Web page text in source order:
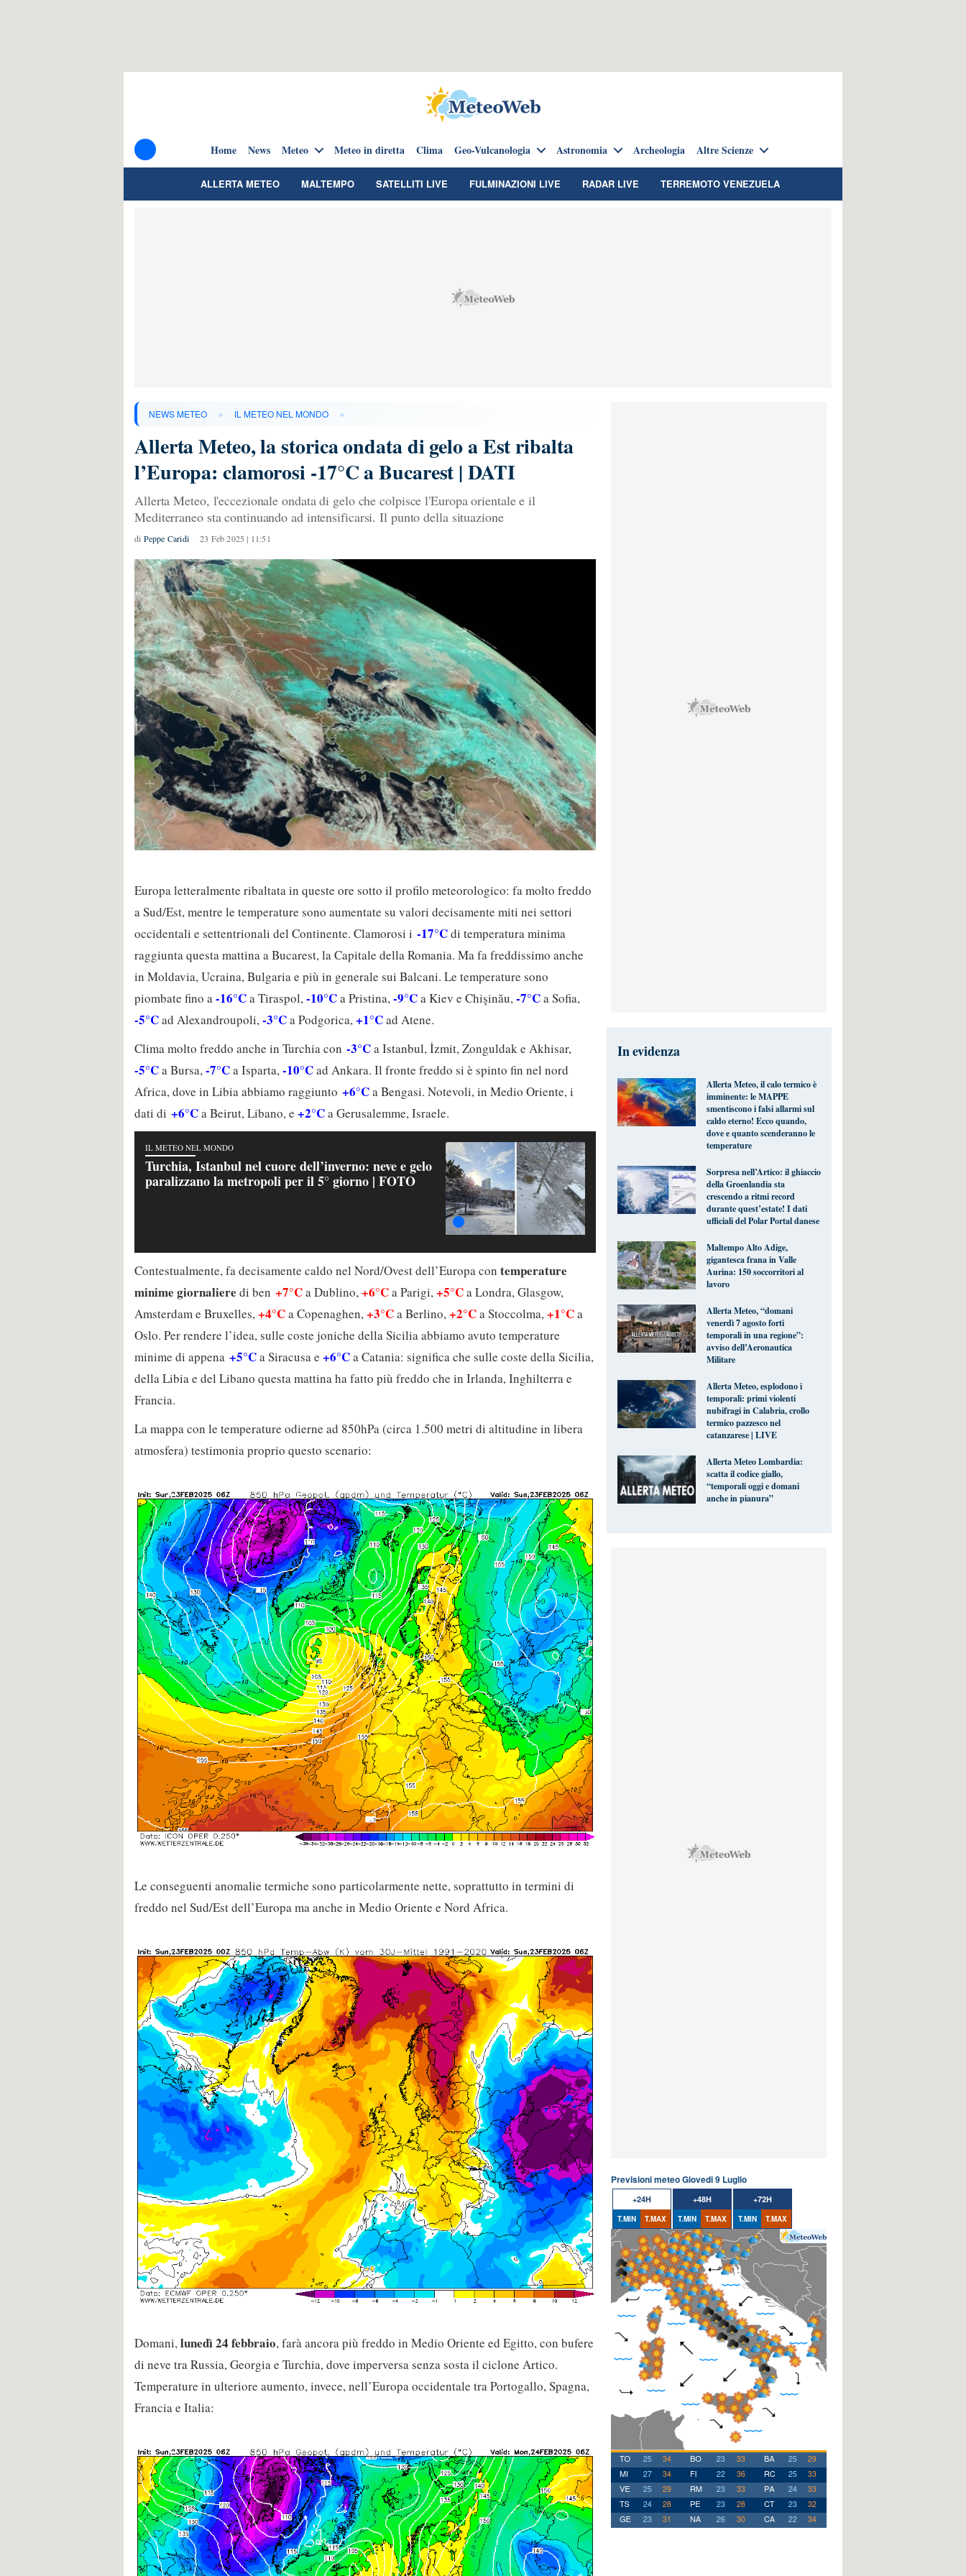
Home News Meteo Meteo in diretta Clima Geo-Vulcanologia Astronomia Archeologia Altre Scienze
ALLERTA METEO MALTEMPO SATELLITI LIVE FULMINAZIONI LIVE RADAR LIVE TERREMOTO VENEZUELA
NEWS METEO » IL METEO NEL MONDO »
Allerta Meteo, la storica ondata di gelo a Est ribalta
l’Europa: clamorosi -17°C a Bucarest | DATI
Allerta Meteo, l'eccezionale ondata di gelo che colpisce l'Europa orientale e il
Mediterraneo sta continuando ad intensificarsi. Il punto della situazione
di Peppe Caridi 23 Feb 2025 | 11:51
Europa letteralmente ribaltata in queste ore sotto il profilo meteorologico: fa molto freddo
a Sud/Est, mentre le temperature sono aumentate su valori decisamente miti nei settori
occidentali e settentrionali del Continente. Clamorosi i -17°Cdi temperatura minima
raggiunta questa mattina a Bucarest, la Capitale della Romania. Ma fa freddissimo anche
in Moldavia, Ucraina, Bulgaria e più in generale sui Balcani. Le temperature sono
piombate fino a-16°Ca Tiraspol,-10°Ca Pristina,-9°Ca Kiev e Chişinău,-7°Ca Sofia,
-5°Cad Alexandroupoli,-3°Ca Podgorica,+1°Cad Atene.
Clima molto freddo anche in Turchia con -3°Ca Istanbul, İzmit, Zonguldak e Akhisar,
-5°Ca Bursa,-7°Ca Isparta,-10°Cad Ankara. Il fronte freddo si è spinto fin nel nord
Africa, dove in Libia abbiamo raggiunto +6°Ca Bengasi. Notevoli, in Medio Oriente, i
dati di +6°Ca Beirut, Libano, e +2°Ca Gerusalemme, Israele.
IL METEO NEL MONDO
Turchia, Istanbul nel cuore dell’inverno: neve e gelo
paralizzano la metropoli per il 5° giorno | FOTO
Contestualmente, fa decisamente caldo nel Nord/Ovest dell’Europa con temperature
minime giornaliere di ben +7°Ca Dublino,+6°Ca Parigi,+5°Ca Londra, Glasgow,
Amsterdam e Bruxelles,+4°Ca Copenaghen,+3°Ca Berlino,+2°Ca Stoccolma,+1°Ca
Oslo. Per rendere l’idea, sulle coste joniche della Sicilia abbiamo avuto temperature
minime di appena +5°Ca Siracusa e +6°Ca Catania: significa che sulle coste della Sicilia,
della Libia e del Libano questa mattina ha fatto più freddo che in Irlanda, Inghilterra e
Francia.
La mappa con le temperature odierne ad 850hPa (circa 1.500 metri di altitudine in libera
atmosfera) testimonia proprio questo scenario:
Le conseguenti anomalie termiche sono particolarmente nette, soprattutto in termini di
freddo nel Sud/Est dell’Europa ma anche in Medio Oriente e Nord Africa.
Domani, lunedì 24 febbraio, farà ancora più freddo in Medio Oriente ed Egitto, con bufere
di neve tra Russia, Georgia e Turchia, dove imperversa senza sosta il ciclone Artico.
Temperature in ulteriore aumento, invece, nell’Europa occidentale tra Portogallo, Spagna,
Francia e Italia:
In evidenza
Allerta Meteo, il calo termico è
imminente: le MAPPE
smentiscono i falsi allarmi sul
caldo eterno! Ecco quando,
dove e quanto scenderanno le
temperature
Sorpresa nell’Artico: il ghiaccio
della Groenlandia sta
crescendo a ritmi record
durante quest’estate! I dati
ufficiali del Polar Portal danese
Maltempo Alto Adige,
gigantesca frana in Valle
Aurina: 150 soccorritori al
lavoro
Allerta Meteo, “domani
venerdì 7 agosto forti
temporali in una regione”:
avviso dell’Aeronautica
Militare
Allerta Meteo, esplodono i
temporali: primi violenti
nubifragi in Calabria, crollo
termico pazzesco nel
catanzarese | LIVE
Allerta Meteo Lombardia:
scatta il codice giallo,
“temporali oggi e domani
anche in pianura”
Previsioni meteo Giovedi 9 Luglio
+24H
T.MIN T.MAX
+48H
T.MIN T.MAX
+72H
T.MIN T.MAX